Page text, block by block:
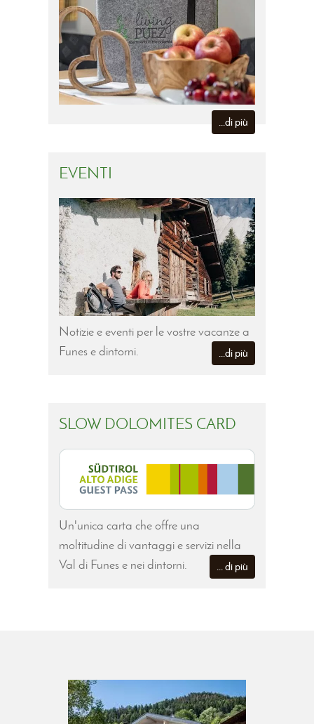
...di più
EVENTI
Notizie e eventi per le vostre vacanze a
Funes e dintorni.
...di più
SLOW DOLOMITES CARD
Un'unica carta che offre una
moltitudine di vantaggi e servizi nella
Val di Funes e nei dintorni.
... di più